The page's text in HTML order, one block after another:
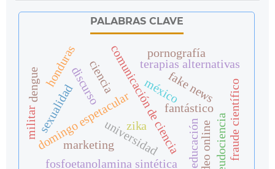
PALABRAS CLAVE
discurso
cienciacomunicación de ciencia
fosfoetanolamina sintética
fantástico
domingo espetacular
terapias alternativas
marketing la educación pseudociencia
sexualidad
honduras
universidad
fake news fraude científico
vídeo online
zika
méxico
militar
pornografía
dengue